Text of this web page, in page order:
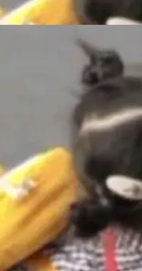
无论
更
文
绕三
那一
步支
。
大会
，以
新范
业落地
生产力
XAge
对CI
效率
的新
Fedos
不新
型
是类
。 文
主题
O
一